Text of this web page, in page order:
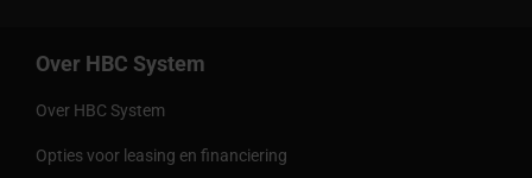
Over HBC System
Over HBC System
Opties voor leasing en financiering